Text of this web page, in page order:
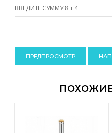
-
ВВЕДИТЕ СУММУ 8 + 4